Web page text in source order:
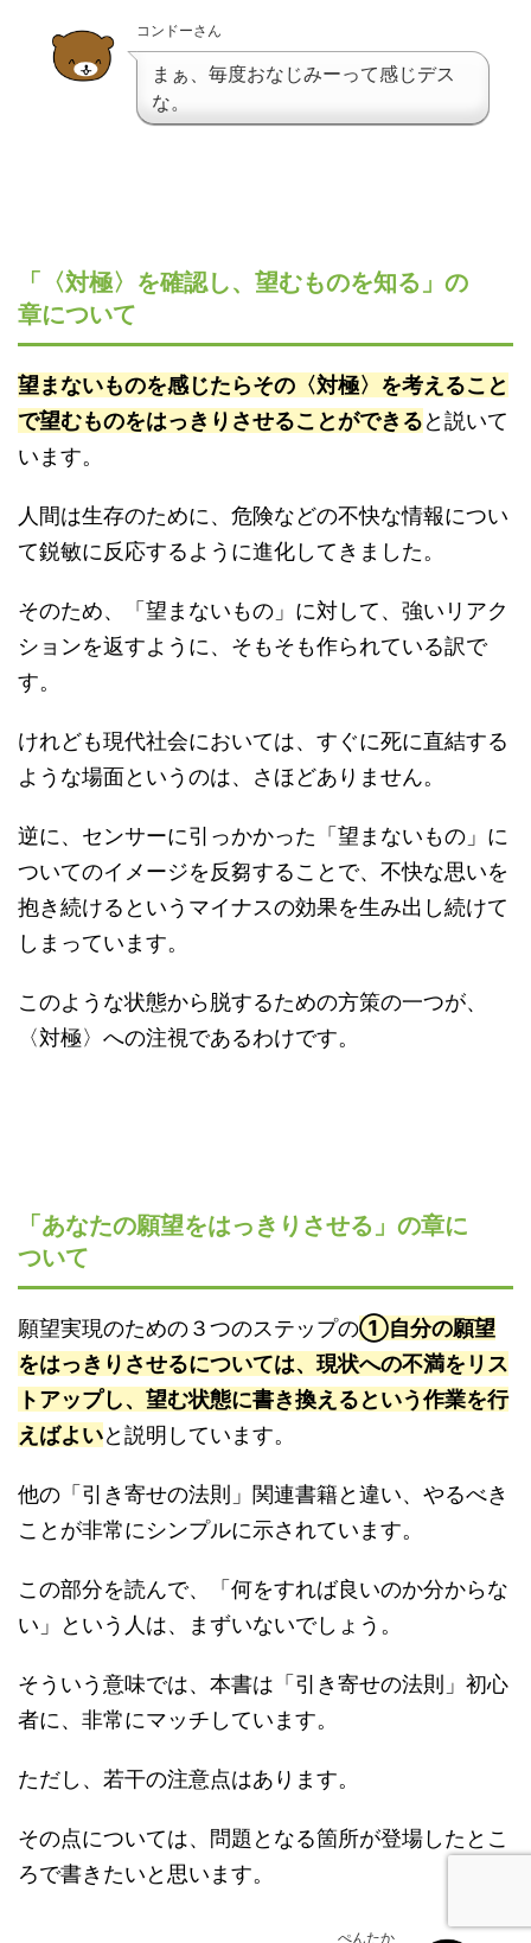
コンドーさん
まぁ、毎度おなじみーって感じデス
な。
「〈対極〉を確認し、望むものを知る」の
章について
望まないものを感じたらその〈対極〉を考えること
で望むものをはっきりさせることができると説いて
います。
人間は生存のために、危険などの不快な情報につい
て鋭敏に反応するように進化してきました。
そのため、「望まないもの」に対して、強いリアク
ションを返すように、そもそも作られている訳で
す。
けれども現代社会においては、すぐに死に直結する
ような場面というのは、さほどありません。
逆に、センサーに引っかかった「望まないもの」に
ついてのイメージを反芻することで、不快な思いを
抱き続けるというマイナスの効果を生み出し続けて
しまっています。
このような状態から脱するための方策の一つが、
〈対極〉への注視であるわけです。
「あなたの願望をはっきりさせる」の章に
ついて
願望実現のための３つのステップの①自分の願望
をはっきりさせるについては、現状への不満をリス
トアップし、望む状態に書き換えるという作業を行
えばよいと説明しています。
他の「引き寄せの法則」関連書籍と違い、やるべき
ことが非常にシンプルに示されています。
この部分を読んで、「何をすれば良いのか分からな
い」という人は、まずいないでしょう。
そういう意味では、本書は「引き寄せの法則」初心
者に、非常にマッチしています。
ただし、若干の注意点はあります。
その点については、問題となる箇所が登場したとこ
ろで書きたいと思います。
ぺんたか